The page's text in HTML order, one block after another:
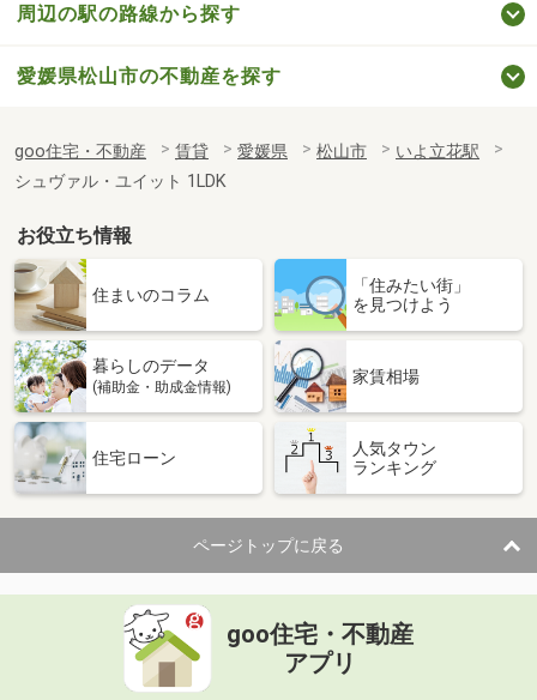
周辺の駅の路線から探す
愛媛県松山市の不動産を探す
goo住宅・不動産 賃貸 愛媛県 松山市
いよ立花駅
シュヴァル・ユイット 1LDK
お役立ち情報
住まいのコラム
「住みたい街」
を見つけよう
暮らしのデータ
(補助金・助成金情報)
家賃相場
住宅ローン
人気タウン
ランキング
ページトップに戻る
goo住宅・不動産
アプリ